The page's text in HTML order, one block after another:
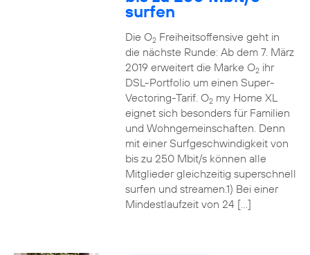
surfen
Die O2Freiheitsoffensive geht in
die nächste Runde: Ab dem 7. März
2019 erweitert die Marke O2ihr
DSL-Portfolio um einen Super-
Vectoring-Tarif. O2my Home XL
eignet sich besonders für Familien
und Wohngemeinschaften. Denn
mit einer Surfgeschwindigkeit von
bis zu 250 Mbit/s können alle
Mitglieder gleichzeitig superschnell
surfen und streamen.1) Bei einer
Mindestlaufzeit von 24 […]